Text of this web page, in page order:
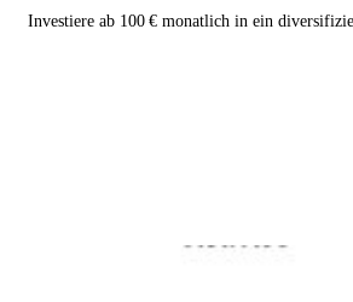
Investiere ab 100 € monatlich in ein